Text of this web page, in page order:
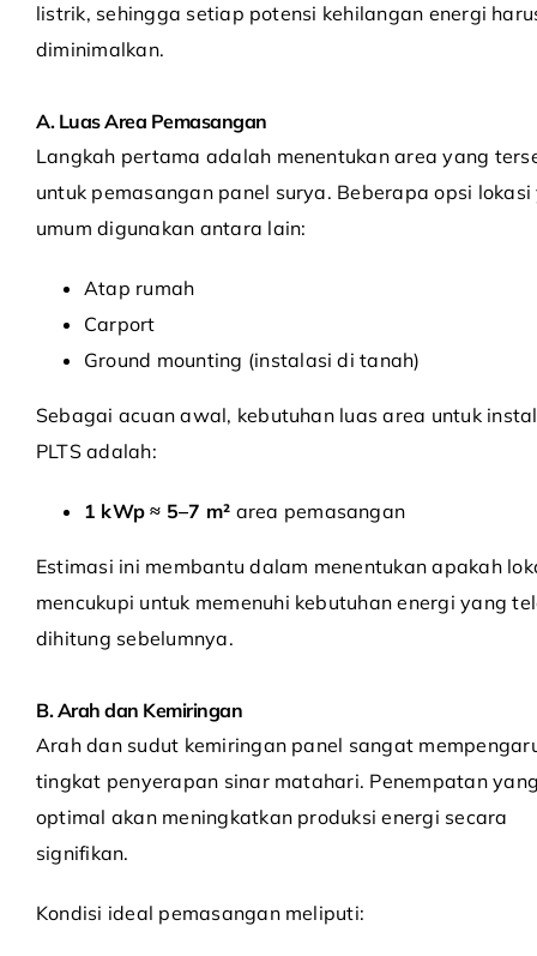
listrik, sehingga setiap potensi kehilangan energi
diminimalkan.
A. Luas Area Pemasangan
Langkah pertama adalah menentukan area yang
untuk pemasangan panel surya. Beberapa opsi lokasi
umum digunakan antara lain:
Atap rumah
Carport
Ground mounting (instalasi di tanah)
Sebagai acuan awal, kebutuhan luas area untuk
PLTS adalah:
1 kWp ≈ 5–7 m² area pemasangan
Estimasi ini membantu dalam menentukan apakah
mencukupi untuk memenuhi kebutuhan energi yang
dihitung sebelumnya.
B. Arah dan Kemiringan
Arah dan sudut kemiringan panel sangat
tingkat penyerapan sinar matahari. Penempatan
optimal akan meningkatkan produksi energi secara
signifikan.
Kondisi ideal pemasangan meliputi: